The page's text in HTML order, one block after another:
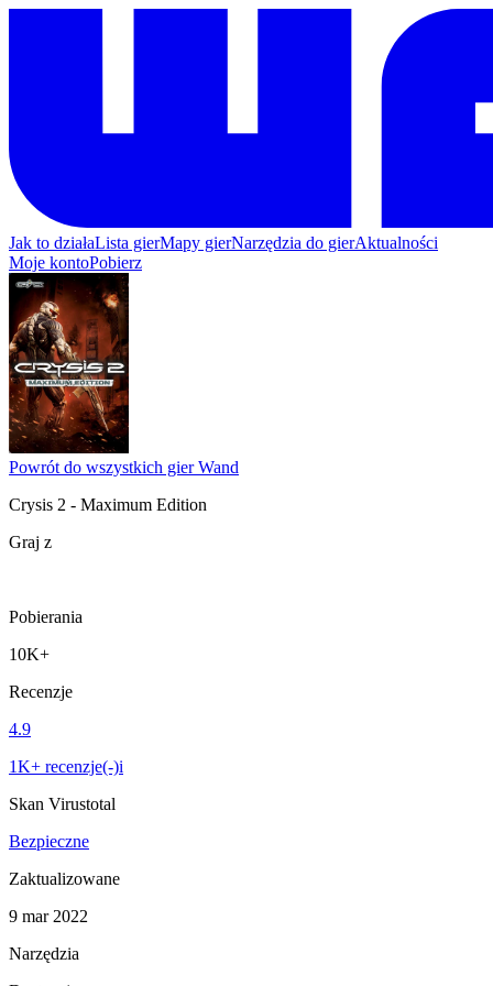
Jak to działaLista gierMapy gierNarzędzia do gierAktualności
Moje kontoPobierz
Powrót do wszystkich gier Wand
Crysis 2 - Maximum Edition
Graj z
Pobierania
10K+
Recenzje
4.9
1K+ recenzje(-)i
Skan Virustotal
Bezpieczne
Zaktualizowane
9 mar 2022
Narzędzia